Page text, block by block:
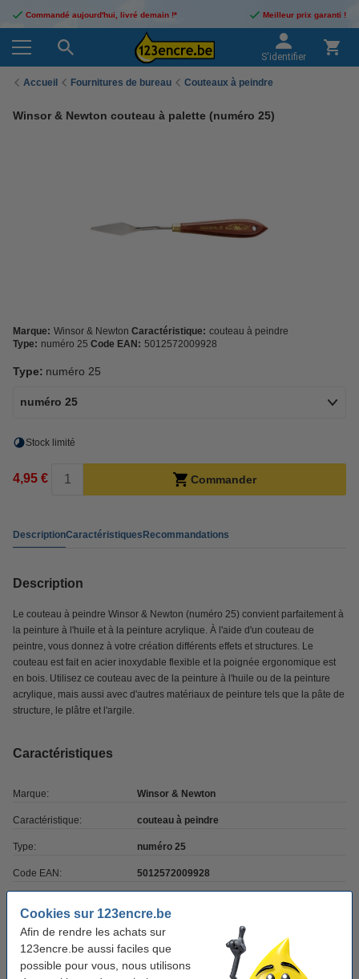
Cookies sur 123encre.be
Afin de rendre les achats sur
123encre.be aussi faciles que
possible pour vous, nous utilisons
Commandé aujourd'hui, livré demain !* Meilleur prix garanti !
S'identifier
Accueil Fournitures de bureau Couteaux à peindre
Winsor & Newton couteau à palette (numéro 25)
Marque: Winsor & Newton Caractéristique: couteau à peindre
Type: numéro 25 Code EAN: 5012572009928
Type: numéro 25
numéro 25
Stock limité
4,95 € Commander
DescriptionCaractéristiquesRecommandations
Description
Le couteau à peindre Winsor & Newton (numéro 25) convient parfaitement à
la peinture à l'huile et à la peinture acrylique. À l'aide d'un couteau de
peintre, vous donnez à votre création différents effets et structures. Le
couteau est fait en acier inoxydable flexible et la poignée ergonomique est
en bois. Utilisez ce couteau avec de la peinture à l'huile ou de la peinture
acrylique, mais aussi avec d'autres matériaux de peinture tels que la pâte de
structure, le plâtre et l'argile.
Caractéristiques
Marque: Winsor & Newton
Caractéristique: couteau à peindre
Type: numéro 25
Code EAN: 5012572009928
Bon plan : commandez également
Winsor & Newton nettoyant pour pinceaux (75